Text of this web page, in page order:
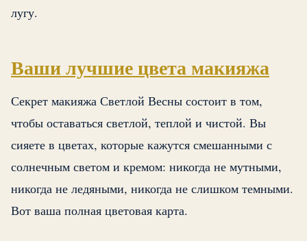
лугу.
Ваши лучшие цвета макияжа
Секрет макияжа Светлой Весны состоит в том,
чтобы оставаться светлой, теплой и чистой. Вы
сияете в цветах, которые кажутся смешанными с
солнечным светом и кремом: никогда не мутными,
никогда не ледяными, никогда не слишком темными.
Вот ваша полная цветовая карта.